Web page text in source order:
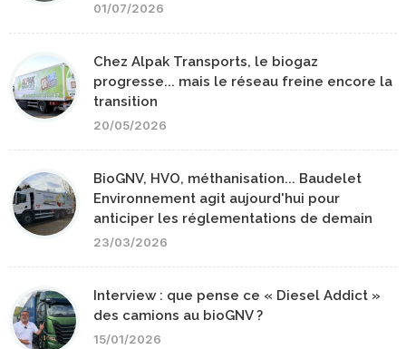
01/07/2026
Chez Alpak Transports, le biogaz
progresse... mais le réseau freine encore la
transition
20/05/2026
BioGNV, HVO, méthanisation... Baudelet
Environnement agit aujourd'hui pour
anticiper les réglementations de demain
23/03/2026
Interview : que pense ce « Diesel Addict »
des camions au bioGNV ?
15/01/2026